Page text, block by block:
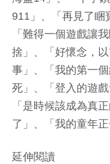
911」、「再見了睏
「難得一個遊戲讓
捨」、「好懷念，
事」、「我的第一
死」、「登入的遊
「是時候該成為真
了」、「我的童年
延伸閱讀